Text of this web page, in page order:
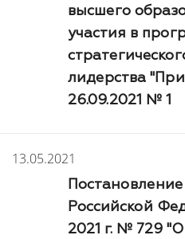
высшего
участия в
лидерства
26.09.2021 № 1
13.05.2021
Российской
2021 г. № 729